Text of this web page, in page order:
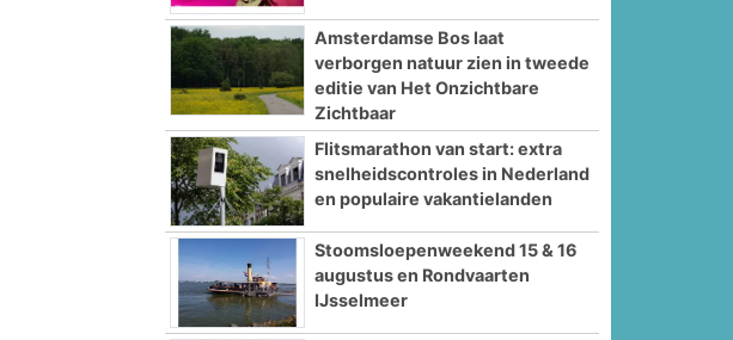
Amsterdamse Bos laat
verborgen natuur zien in tweede
editie van Het Onzichtbare
Zichtbaar
Flitsmarathon van start: extra
snelheidscontroles in Nederland
en populaire vakantielanden
Stoomsloepenweekend 15 & 16
augustus en Rondvaarten
IJsselmeer